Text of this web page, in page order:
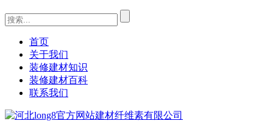
首页
关于我们
装修建材知识
装修建材百科
联系我们